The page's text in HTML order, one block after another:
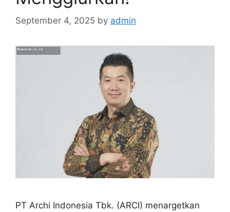
September 4, 2025 by admin
PT Archi Indonesia Tbk. (ARCI) menargetkan